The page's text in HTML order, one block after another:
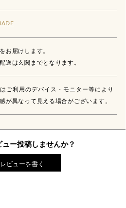
お届けします。
送は玄関までとなります。
ご利用のデバイス・モニター等により
が異なって見える場合がございます。
ュー投稿しませんか？
レビューを書く